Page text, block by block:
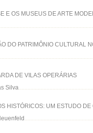
E OS MUSEUS DE ARTE
DO PATRIMÔNIO
DE VILAS OPERÁRIAS
Silva
HISTÓRICOS: UM ESTUDO